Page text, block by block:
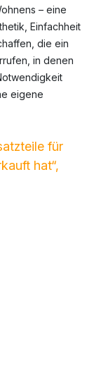
– eine
Einfachheit
die ein
in denen
eigene
für
hat“,